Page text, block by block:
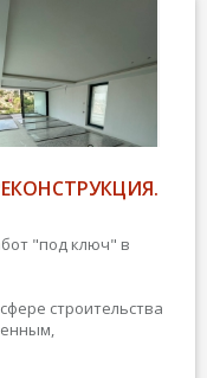
"под ключ" в
строительства